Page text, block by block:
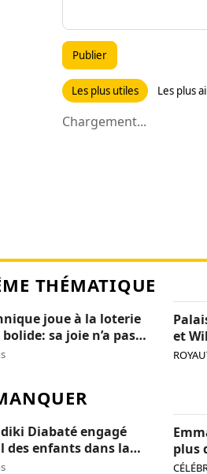
Publier
Les plus utiles Les plus
Chargement...
THÉMATIQUE
joue à la loterie
sa joie n’a pas
et
Diabaté engagé
des enfants dans la
plus